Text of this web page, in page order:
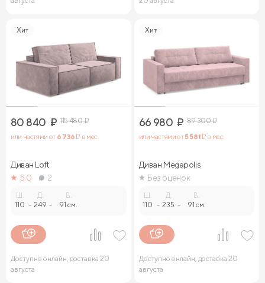
Хит
80 840 ₽ 115 480₽
или частями от 6 736₽ в мес.
Диван Loft
5.0
2
110 -
Д.
249 -
В.
91 см.
Доступно онлайн, доставка 20
августа
Хит
66 980 ₽ 89 300₽
или частями от5 581₽ в мес.
Диван Megapolis
Без оценок
110 -
Д.
235 -
В.
91 см.
Доступно онлайн, доставка 20
августа